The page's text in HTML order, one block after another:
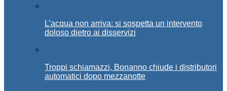
L’acqua non arriva: si sospetta un intervento
doloso dietro ai disservizi
Troppi schiamazzi, Bonanno chiude i distributori
automatici dopo mezzanotte